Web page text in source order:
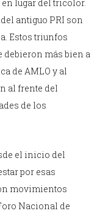
lugar del tricolor.
antiguo PRI son
Estos triunfos
debieron más bien a
de AMLO y al
al frente del
de los
el inicio del
por esas
movimientos
Nacional de